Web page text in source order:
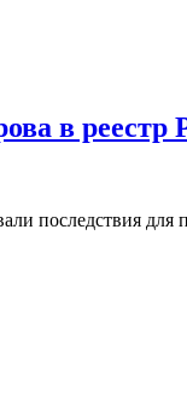
в реестр
последствия для